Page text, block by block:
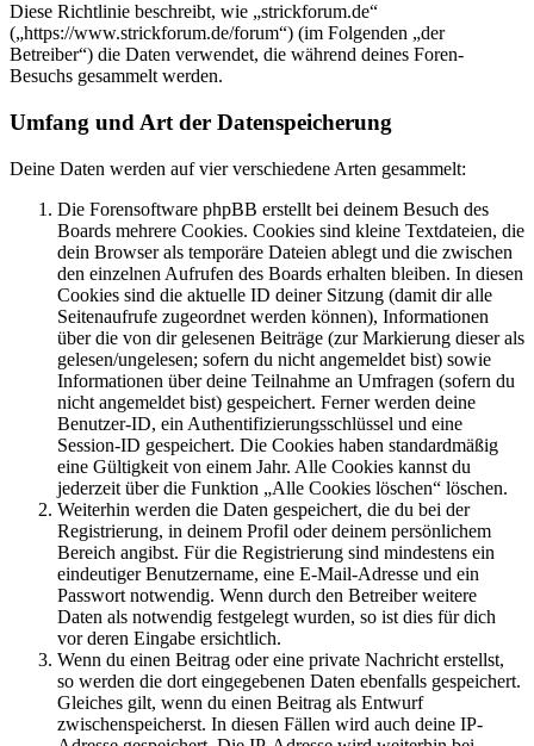
Diese Richtlinie beschreibt, wie „strickforum.de“
(„https://www.strickforum.de/forum“) (im Folgenden „der
Betreiber“) die Daten verwendet, die während deines Foren-
Besuchs gesammelt werden.
Umfang und Art der Datenspeicherung
Deine Daten werden auf vier verschiedene Arten gesammelt:
Die Forensoftware phpBB erstellt bei deinem Besuch des
Boards mehrere Cookies. Cookies sind kleine Textdateien, die
dein Browser als temporäre Dateien ablegt und die zwischen
den einzelnen Aufrufen des Boards erhalten bleiben. In diesen
Cookies sind die aktuelle ID deiner Sitzung (damit dir alle
Seitenaufrufe zugeordnet werden können), Informationen
über die von dir gelesenen Beiträge (zur Markierung dieser als
gelesen/ungelesen; sofern du nicht angemeldet bist) sowie
Informationen über deine Teilnahme an Umfragen (sofern du
nicht angemeldet bist) gespeichert. Ferner werden deine
Benutzer-ID, ein Authentifizierungsschlüssel und eine
Session-ID gespeichert. Die Cookies haben standardmäßig
eine Gültigkeit von einem Jahr. Alle Cookies kannst du
jederzeit über die Funktion „Alle Cookies löschen“ löschen.
Weiterhin werden die Daten gespeichert, die du bei der
Registrierung, in deinem Profil oder deinem persönlichem
Bereich angibst. Für die Registrierung sind mindestens ein
eindeutiger Benutzername, eine E-Mail-Adresse und ein
Passwort notwendig. Wenn durch den Betreiber weitere
Daten als notwendig festgelegt wurden, so ist dies für dich
vor deren Eingabe ersichtlich.
Wenn du einen Beitrag oder eine private Nachricht erstellst,
so werden die dort eingegebenen Daten ebenfalls gespeichert.
Gleiches gilt, wenn du einen Beitrag als Entwurf
zwischenspeicherst. In diesen Fällen wird auch deine IP-